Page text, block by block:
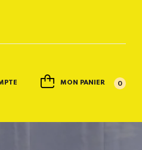
MON PANIER 0